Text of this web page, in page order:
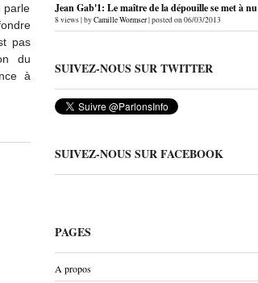
parle
pas
du
à
Jean Gab'1: Le maître de la dépouille se met à nu
8 views|byCamille Wormser|posted on 06/03/2013
SUIVEZ-NOUS SUR TWITTER
SUIVEZ-NOUS SUR FACEBOOK
PAGES
A propos